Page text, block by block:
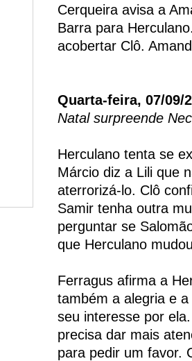
Cerqueira avisa a
Barra para
acobertar Clô.
Quarta-feira, 07/09/
Natal surpreende
Herculano tenta se
Márcio diz a Lili que
aterrorizá-lo. Clô
Samir tenha outra
perguntar se
que Herculano
Ferragus afirma a
também a alegria e
seu interesse por
precisa dar mais
para pedir um favor.